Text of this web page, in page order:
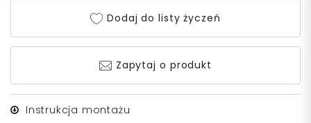
Dodaj do listy życzeń
Zapytaj o produkt
Instrukcja montażu